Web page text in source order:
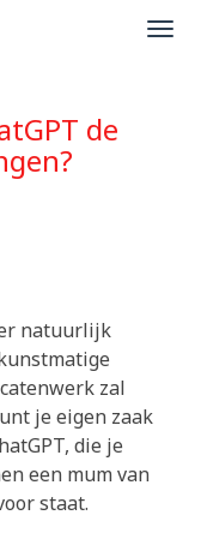
de
natuurlijk
zal
je eigen zaak
die je
een mum van
staat.